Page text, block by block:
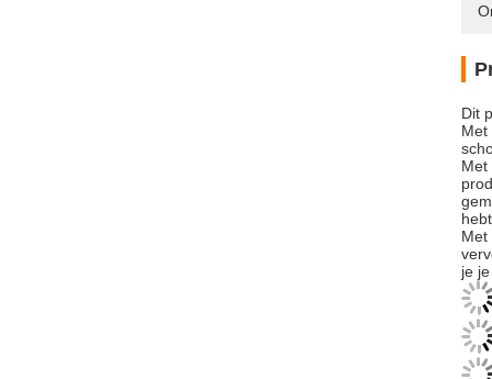
Dit
Met
Met
Met
je